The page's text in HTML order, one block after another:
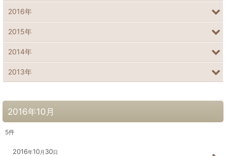
2016年10月
5件
2016年10月 30日
2016年
2015年
2014年
2013年